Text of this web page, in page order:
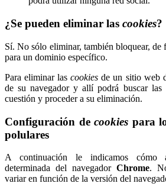
¿Se pueden eliminar las cookies?
Sí. No sólo eliminar, también bloquear, de
para un dominio específico.
Para eliminar lascookies de un sitio web
de su navegador y allí podrá buscar las
cuestión y proceder a su eliminación.
Configuración de cookies para
polulares
A continuación le indicamos cómo
determinada del navegador Chrome.
variar en función de la versión del